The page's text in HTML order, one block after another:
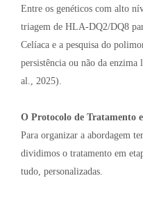
Entre os genéticos com alto
triagem de HLA-DQ2/DQ8
Celíaca e a pesquisa do
persistência ou não da enzima
al., 2025).
O Protocolo de Tratamento
Para organizar a abordagem
dividimos o tratamento em
tudo, personalizadas.